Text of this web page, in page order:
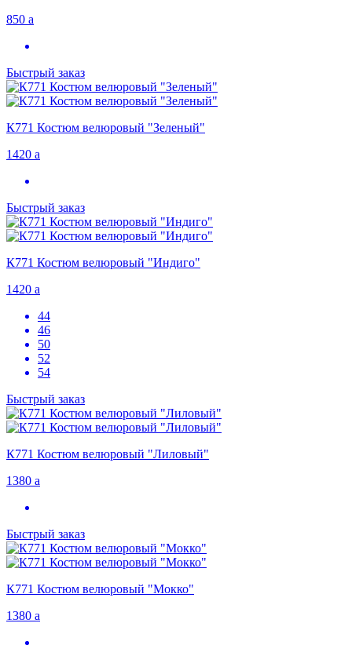
850 a
Быстрый заказ
К771 Костюм велюровый "Зеленый"
1420 a
Быстрый заказ
К771 Костюм велюровый "Индиго"
1420 a
44
46
50
52
54
Быстрый заказ
К771 Костюм велюровый "Лиловый"
1380 a
Быстрый заказ
К771 Костюм велюровый "Мокко"
1380 a